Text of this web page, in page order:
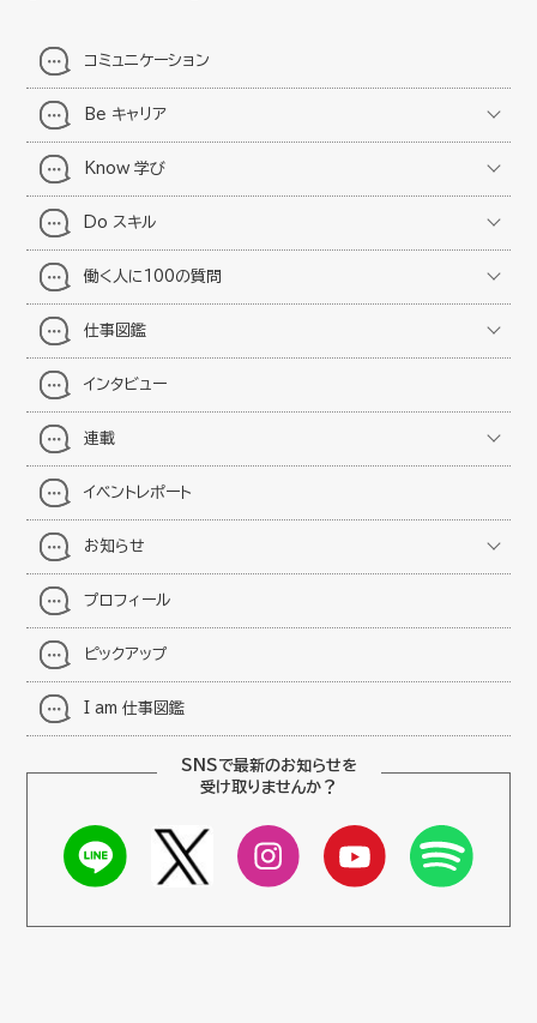
コミュニケーション
Be キャリア
Know 学び
Do スキル
働く人に100の質問
仕事図鑑
インタビュー
連載
イベントレポート
お知らせ
プロフィール
ピックアップ
I am 仕事図鑑
SNSで最新のお知らせを
受け取りませんか？